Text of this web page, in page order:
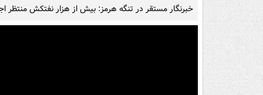
خبرنگار مستقر در تنگه هرمز: بیش از هزار نفتکش منتظر